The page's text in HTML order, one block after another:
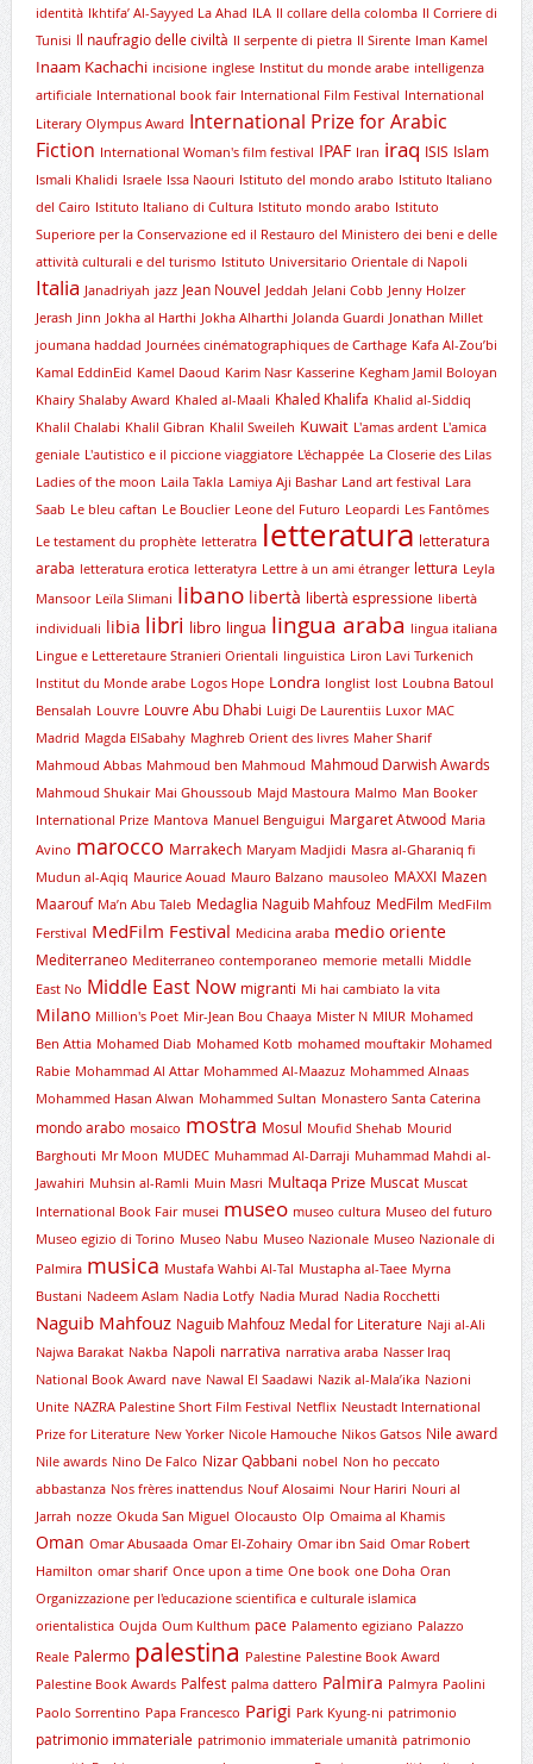
identità Ikhtifa’ Al-Sayyed La Ahad ILA Il collare della colomba Il Corriere di
Tunisi Il naufragio delle civiltà Il serpente di pietra Il Sirente Iman Kamel
Inaam Kachachi incisione inglese Institut du monde arabe intelligenza
artificiale International book fair International Film Festival International
Literary Olympus Award International Prize for Arabic
Fiction International Woman's film festival IPAF Iran iraq ISIS Islam
Ismali Khalidi Israele Issa Naouri Istituto del mondo arabo Istituto Italiano
del Cairo Istituto Italiano di Cultura Istituto mondo arabo Istituto
Superiore per la Conservazione ed il Restauro del Ministero dei beni e delle
attività culturali e del turismo Istituto Universitario Orientale di Napoli
Italia Janadriyah jazz Jean Nouvel Jeddah Jelani Cobb Jenny Holzer
Jerash Jinn Jokha al Harthi Jokha Alharthi Jolanda Guardi Jonathan Millet
joumana haddad Journées cinématographiques de Carthage Kafa Al-Zou’bi
Kamal EddinEid Kamel Daoud Karim Nasr Kasserine Kegham Jamil Boloyan
Khairy Shalaby Award Khaled al-Maali Khaled Khalifa Khalid al-Siddiq
Khalil Chalabi Khalil Gibran Khalil Sweileh Kuwait L'amas ardent L'amica
geniale L'autistico e il piccione viaggiatore L'échappée La Closerie des Lilas
Ladies of the moon Laila Takla Lamiya Aji Bashar Land art festival Lara
Saab Le bleu caftan Le Bouclier Leone del Futuro Leopardi Les Fantômes
Le testament du prophète letteratra letteratura letteratura
araba letteratura erotica letteratyra Lettre à un ami étranger lettura Leyla
Mansoor Leïla Slimani libano libertà libertà espressione libertà
individuali libia libri libro lingua lingua araba lingua italiana
Lingue e Letteretaure Stranieri Orientali linguistica Liron Lavi Turkenich
lnstitut du Monde arabe Logos Hope Londra longlist lost Loubna Batoul
Bensalah Louvre Louvre Abu Dhabi Luigi De Laurentiis Luxor MAC
Madrid Magda ElSabahy Maghreb Orient des livres Maher Sharif
Mahmoud Abbas Mahmoud ben Mahmoud Mahmoud Darwish Awards
Mahmoud Shukair Mai Ghoussoub Majd Mastoura Malmo Man Booker
International Prize Mantova Manuel Benguigui Margaret Atwood Maria
Avino marocco Marrakech Maryam Madjidi Masra al-Gharaniq fi
Mudun al-Aqiq Maurice Aouad Mauro Balzano mausoleo MAXXI Mazen
Maarouf Ma’n Abu Taleb Medaglia Naguib Mahfouz MedFilm MedFilm
Ferstival MedFilm Festival Medicina araba medio oriente
Mediterraneo Mediterraneo contemporaneo memorie metalli Middle
East No Middle East Now migranti Mi hai cambiato la vita
Milano Million's Poet Mir-Jean Bou Chaaya Mister N MIUR Mohamed
Ben Attia Mohamed Diab Mohamed Kotb mohamed mouftakir Mohamed
Rabie Mohammad Al Attar Mohammed Al-Maazuz Mohammed Alnaas
Mohammed Hasan Alwan Mohammed Sultan Monastero Santa Caterina
mondo arabo mosaico mostra Mosul Moufid Shehab Mourid
Barghouti Mr Moon MUDEC Muhammad Al-Darraji Muhammad Mahdi al-
Jawahiri Muhsin al-Ramli Muin Masri Multaqa Prize Muscat Muscat
International Book Fair musei museo museo cultura Museo del futuro
Museo egizio di Torino Museo Nabu Museo Nazionale Museo Nazionale di
Palmira musica Mustafa Wahbi Al-Tal Mustapha al-Taee Myrna
Bustani Nadeem Aslam Nadia Lotfy Nadia Murad Nadia Rocchetti
Naguib Mahfouz Naguib Mahfouz Medal for Literature Naji al-Ali
Najwa Barakat Nakba Napoli narrativa narrativa araba Nasser Iraq
National Book Award nave Nawal El Saadawi Nazik al-Mala’ika Nazioni
Unite NAZRA Palestine Short Film Festival Netflix Neustadt International
Prize for Literature New Yorker Nicole Hamouche Nikos Gatsos Nile award
Nile awards Nino De Falco Nizar Qabbani nobel Non ho peccato
abbastanza Nos frères inattendus Nouf Alosaimi Nour Hariri Nouri al
Jarrah nozze Okuda San Miguel Olocausto Olp Omaima al Khamis
Oman Omar Abusaada Omar El-Zohairy Omar ibn Said Omar Robert
Hamilton omar sharif Once upon a time One book one Doha Oran
Organizzazione per l'educazione scientifica e culturale islamica
orientalistica Oujda Oum Kulthum pace Palamento egiziano Palazzo
Reale Palermo palestina Palestine Palestine Book Award
Palestine Book Awards Palfest palma dattero Palmira Palmyra Paolini
Paolo Sorrentino Papa Francesco Parigi Park Kyung-ni patrimonio
patrimonio immateriale patrimonio immateriale umanità patrimonio